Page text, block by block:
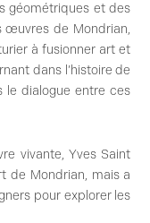
géométriques et des
œuvres de Mondrian,
à fusionner art et
dans l’histoire de
le dialogue entre ces
vivante, Yves Saint
de Mondrian, mais a
pour explorer les